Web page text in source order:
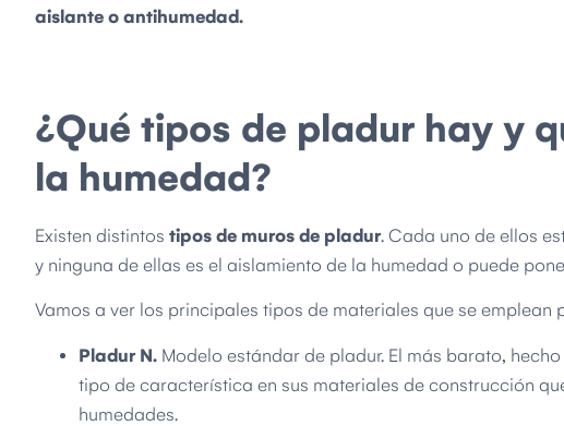
aislante o antihumedad.
¿Qué tipos de pladur hay y
la humedad?
Existen distintos tipos de muros de pladur. Cada uno de ellos
y ninguna de ellas es el aislamiento de la humedad o puede
Vamos a ver los principales tipos de materiales que se
Pladur N. Modelo estándar de pladur. El más barato,
tipo de característica en sus materiales de construcción
humedades.